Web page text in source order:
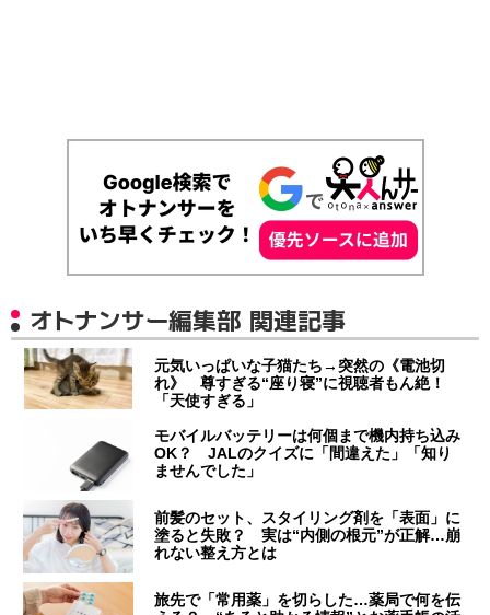
オトナンサー編集部 関連記事
元気いっぱいな子猫たち→突然の《電池切
れ》 尊すぎる“座り寝”に視聴者もん絶！
「天使すぎる」
モバイルバッテリーは何個まで機内持ち込み
OK？ JALのクイズに「間違えた」「知り
ませんでした」
前髪のセット、スタイリング剤を「表面」に
塗ると失敗？ 実は“内側の根元”が正解…崩
れない整え方とは
旅先で「常用薬」を切らした…薬局で何を伝